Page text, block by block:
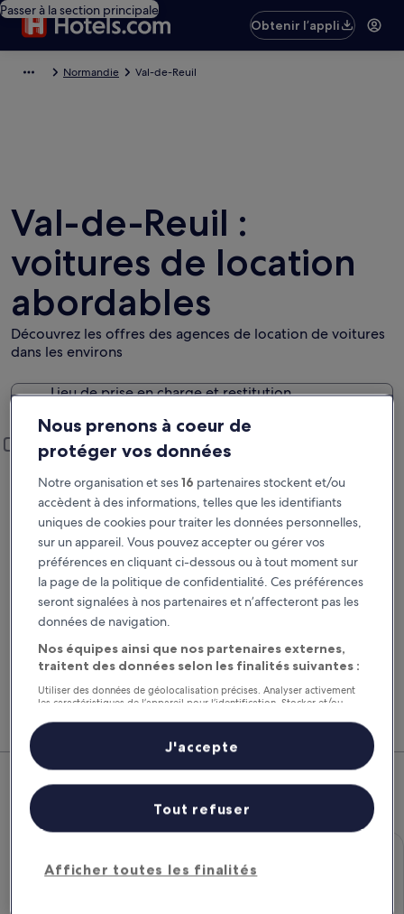
Passer à la section principale
Obtenir l’appli
Normandie Val-de-Reuil
Val-de-Reuil :
voitures de location
abordables
Découvrez les offres des agences de location de voitures
dans les environs
Lieu de prise en charge et restitution
Lieu de prise en charge et restitution
Ajouter un lieu de restitution différent
Prise en charge
22 août
Restitution
23 août
Prise en charge
Restitution
J’ai un code de réduction
Rechercher
Comparez les fournisseurs et regroupez vol,
hôtel et location de voiture pour économiser au
maximum.
Val-de-Reuil : nos meilleures
offres de voitures
Chevrolet Spark
Économique Chevrolet Spark
Nous prenons à coeur de
protéger vos données
Notre organisation et ses16 partenaires stockent et/ou
accèdent à des informations, telles que les identifiants
uniques de cookies pour traiter les données personnelles,
sur un appareil. Vous pouvez accepter ou gérer vos
préférences en cliquant ci-dessous ou à tout moment sur
la page de la politique de confidentialité. Ces préférences
seront signalées à nos partenaires et n’affecteront pas les
données de navigation.
Nos équipes ainsi que nos partenaires externes,
traitent des données selon les finalités suivantes :
Utiliser des données de géolocalisation précises. Analyser activement
les caractéristiques de l’appareil pour l’identification. Stocker et/ou
personnalisés, mesure de performance des publicités et du contenu,
études d’audience et développement de services.
Liste de nos partenaires (fournisseurs)
Afficher toutes les finalités
Tout refuser
J'accepte